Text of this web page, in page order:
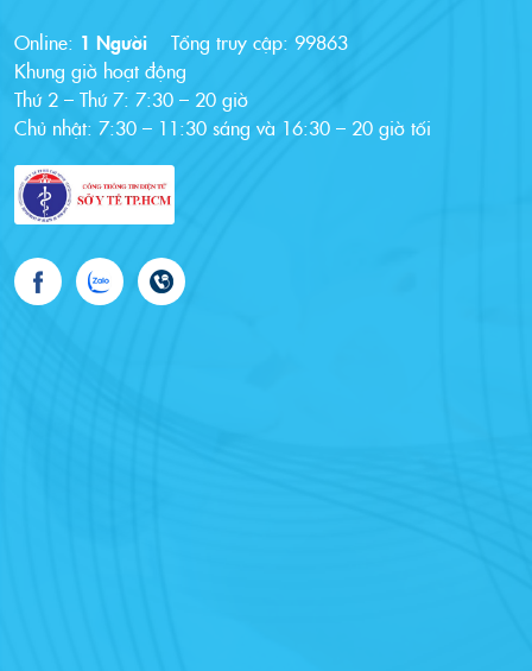
Online: 1 Người Tổng truy cập: 99863
Khung giờ hoạt động
Thứ 2 – Thứ 7: 7:30 – 20 giờ
Chủ nhật: 7:30 – 11:30 sáng và 16:30 – 20 giờ tối